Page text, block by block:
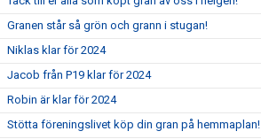
Granen står så grön och grann i stugan!
Niklas klar för 2024
Jacob från P19 klar för 2024
Robin är klar för 2024
Stötta föreningslivet köp din gran på hemmaplan!